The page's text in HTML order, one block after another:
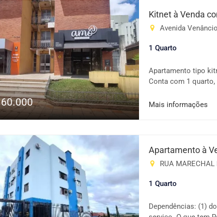
comércio em geral.
dia e excelente
informações e
Kitnet à Venda
Avenida
1 Quarto
Apartamento tipo
Conta com 1
Destaques:
informações!
Mais informações
Apartamento à
RUA MARECHAL
1 Quarto
Dependências: (1)